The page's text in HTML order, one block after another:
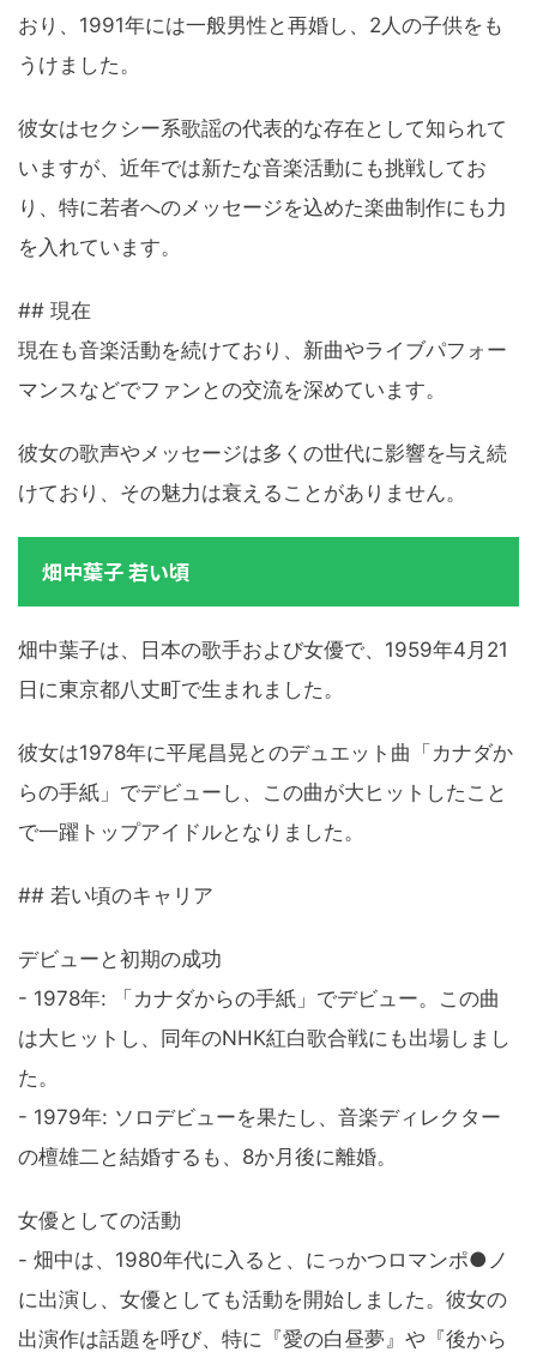
おり、1991年には一般男性と再婚し、2人の子供をも
うけました。
彼女はセクシー系歌謡の代表的な存在として知られて
いますが、近年では新たな音楽活動にも挑戦してお
り、特に若者へのメッセージを込めた楽曲制作にも力
を入れています。
## 現在
現在も音楽活動を続けており、新曲やライブパフォー
マンスなどでファンとの交流を深めています。
彼女の歌声やメッセージは多くの世代に影響を与え続
けており、その魅力は衰えることがありません。
畑中葉子 若い頃
畑中葉子は、日本の歌手および女優で、1959年4月21
日に東京都八丈町で生まれました。
彼女は1978年に平尾昌晃とのデュエット曲「カナダか
らの手紙」でデビューし、この曲が大ヒットしたこと
で一躍トップアイドルとなりました。
## 若い頃のキャリア
デビューと初期の成功
- 1978年: 「カナダからの手紙」でデビュー。この曲
は大ヒットし、同年のNHK紅白歌合戦にも出場しまし
た。
- 1979年: ソロデビューを果たし、音楽ディレクター
の檀雄二と結婚するも、8か月後に離婚。
女優としての活動
- 畑中は、1980年代に入ると、にっかつロマンポ●ノ
に出演し、女優としても活動を開始しました。彼女の
出演作は話題を呼び、特に『愛の白昼夢』や『後から